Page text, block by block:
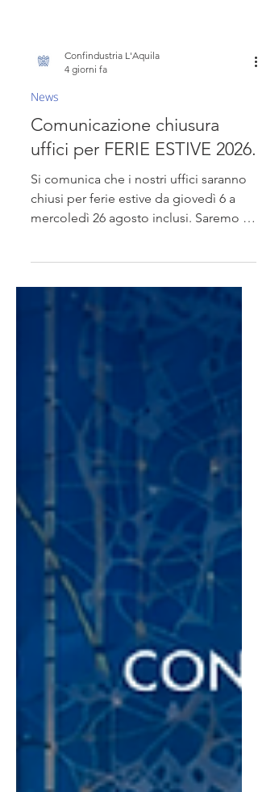
4 giorni fa
News
Comunicazione chiusura
uffici per FERIE ESTIVE 2026.
Si comunica che i nostri uffici saranno
mercoledì 26 agosto inclusi. Saremo di
nuovo operativi dal 27 agosto. Vi
auguriamo una Buona estate!